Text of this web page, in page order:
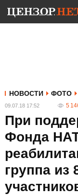
НОВОСТИ ФОТО
09.07.18 17:52 5
При
Фонда
группа из